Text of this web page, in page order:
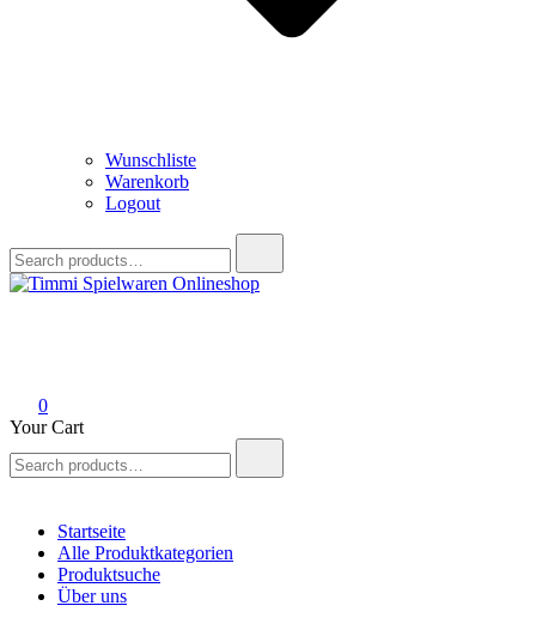
Wunschliste
Warenkorb
Logout
for:
0
Your Cart
for:
Startseite
Alle Produktkategorien
Produktsuche
Über uns